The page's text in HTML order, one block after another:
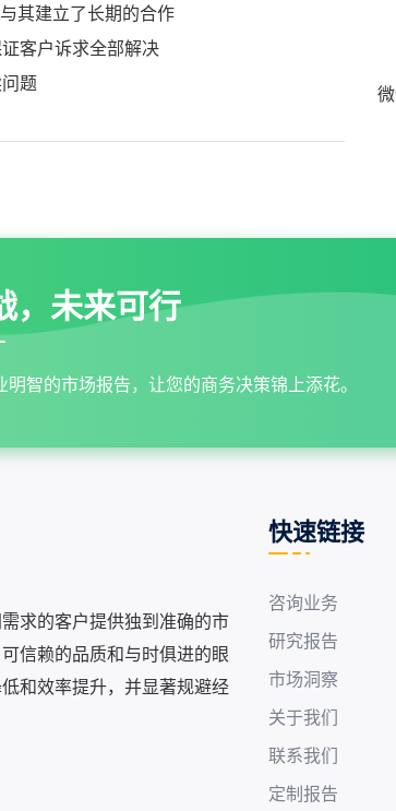
其建立了长期的合作
客户诉求全部解决
题
，未来可行
智的市场报告，让您的商务决策锦上添花。
求的客户提供独到准确的市
信赖的品质和与时俱进的眼
和效率提升，并显著规避经
快速链接
咨询业务
研究报告
市场洞察
关于我们
联系我们
定制报告